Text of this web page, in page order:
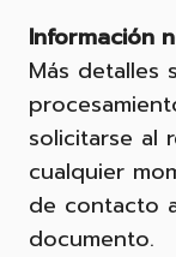
Información
Más detalles
solicitarse al
cualquier
de contacto
documento.